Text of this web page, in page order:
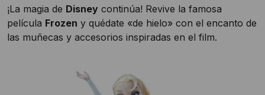
¡La magia de Disney continúa! Revive la famosa
película Frozen y quédate «de hielo» con el encanto de
las muñecas y accesorios inspiradas en el film.